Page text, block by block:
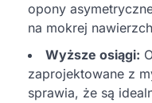
opony
na mokrej
Wyższe osiągi:
zaprojektowane z
sprawia, że są